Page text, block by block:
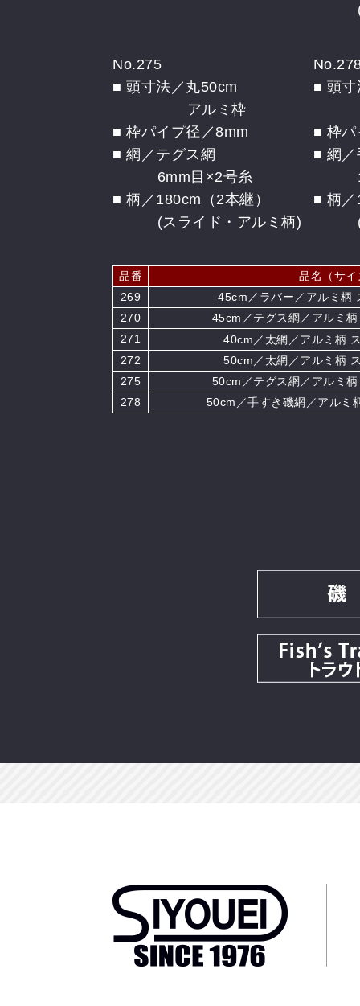
(ス
No.275
■ 頭寸法／丸50cm
アルミ枠
■ 枠パイプ径／8mm
■ 網／テグス網
6mm目×2号糸
■ 柄／180cm（2本継）
(スライド・アルミ柄)
■ 頭
■ 枠パ
■ 網／
■ 柄
(ス
品番
品名（サ
269
45cm／ラバー／アルミ柄
270
45cm／テグス網／アルミ
271
40cm／太網 ／アルミ柄
272
50cm／太網／アルミ柄
275
50cm／テグス網／アルミ
278
50cm／手すき磯網／アルミ